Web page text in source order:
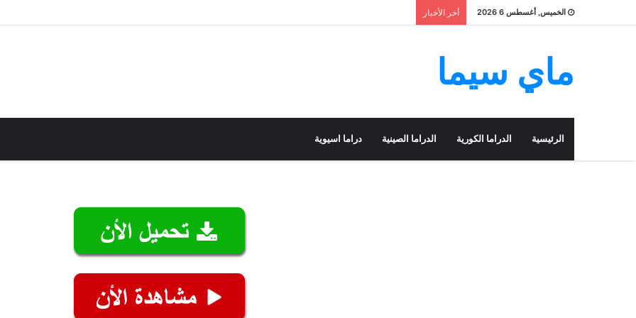
الخميس, أغسطس 6 2026 أخر الأخبار
ماي سيما
الرئيسية الدراما الكورية الدراما الصينية دراما اسيوية